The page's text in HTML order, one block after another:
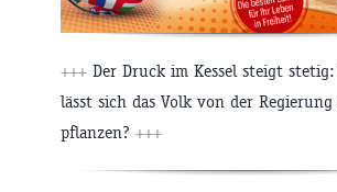
+++ Der Druck im Kessel steigt
lässt sich das Volk von der
pflanzen? +++